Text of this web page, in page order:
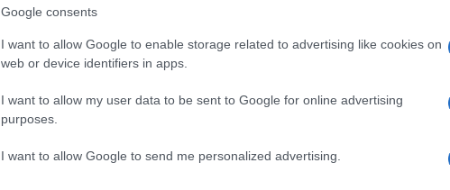
Google consents
I want to allow Google to enable storage related to advertising like cookies on
web or device identifiers in apps.
I want to allow my user data to be sent to Google for online advertising
purposes.
I want to allow Google to send me personalized advertising.